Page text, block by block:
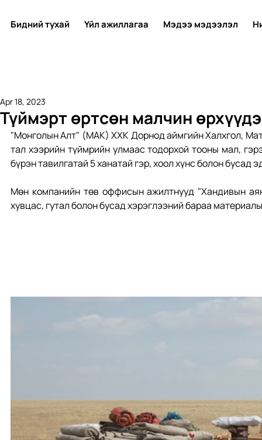
Бидний тухай Үйл ажиллагаа Мэдээ мэдээлэл
Түймэрт өртсөн малчин
Apr 18, 2023
"Монголын Алт" (МАК) ХХК Дорнод аймгийн Халхгол,
тал хээрийн түймрийн улмаас тодорхой тооны мал,
бүрэн тавилгатай 5 ханатай гэр, хоол хүнс болон
Мөн компанийн төв оффисын ажилтнууд "Хандивын
хувцас, гутал болон бусад хэрэглээний бараа